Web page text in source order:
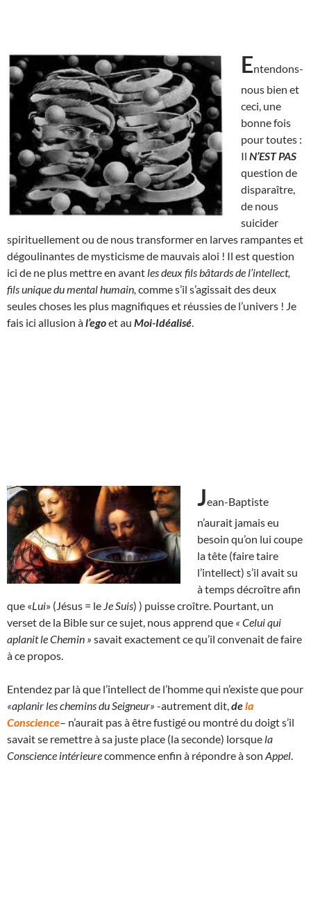
Entendons-
nous bien et
ceci, une
bonne fois
pour toutes :
Il N’EST PAS
question de
disparaître,
de nous
suicider
spirituellement ou de nous transformer en larves rampantes et
dégoulinantes de mysticisme de mauvais aloi ! Il est question
ici de ne plus mettre en avant les deux fils bâtards de l’intellect,
fils unique du mental humain, comme s’il s’agissait des deux
seules choses les plus magnifiques et réussies de l’univers ! Je
fais ici allusion àl’egoet au Moi-Idéalisé
Jean-Baptiste
n’aurait jamais eu
besoin qu’on lui coupe
la tête (faire taire
l’intellect) s’il avait su
à temps décroître afin
que «Lui» (Jésus = le Je Suis) ) puisse croître. Pourtant, un
verset de la Bible sur ce sujet, nous apprend que « Celui qui
aplanit le Chemin » savait exactement ce qu’il convenait de faire
à ce propos.
Entendez par là que l’intellect de l’homme qui n’existe que pour
«aplanir les chemins du Seigneur» -autrement dit, dela
Conscience– n’aurait pas à être fustigé ou montré du doigt s’il
savait se remettre à sa juste place (la seconde) lorsque la
Conscience intérieurecommence enfin à répondre à son Appel